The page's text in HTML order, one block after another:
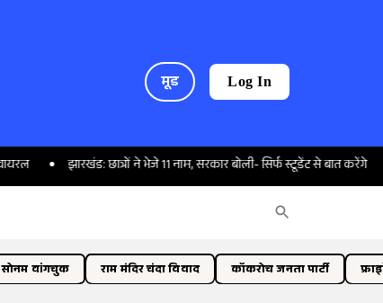
मूड Log In
झारखंड: छात्रों ने भेजे 11 नाम, सरकार बोली- सिर्फ स्टूडेंट से बात करेंगे
सोनम वांगचुक राम मंदिर चंदा विवाद कॉकरोच जनता पार्टी